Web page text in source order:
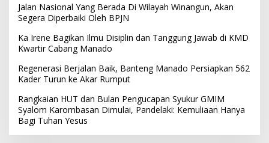
Jalan Nasional Yang Berada Di Wilayah Winangun, Akan
Segera Diperbaiki Oleh BPJN
Ka Irene Bagikan Ilmu Disiplin dan Tanggung Jawab di KMD
Kwartir Cabang Manado
Regenerasi Berjalan Baik, Banteng Manado Persiapkan 562
Kader Turun ke Akar Rumput
Rangkaian HUT dan Bulan Pengucapan Syukur GMIM
Syalom Karombasan Dimulai, Pandelaki: Kemuliaan Hanya
Bagi Tuhan Yesus